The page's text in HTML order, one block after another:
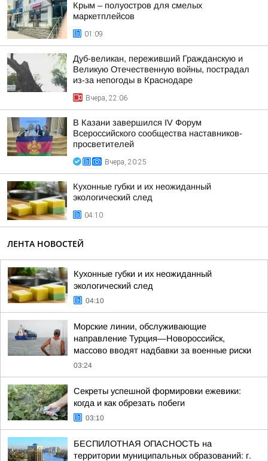
Крым – полуостров для смелых
маркетплейсов
01:09
Дуб-великан, переживший Гражданскую и
Великую Отечественную войны, пострадал
из-за непогоды в Краснодаре
Вчера, 22:06
В Казани завершился IV Форум
Всероссийского сообщества наставников-
просветителей
Вчера, 20:25
Кухонные губки и их неожиданный
экологический след
04:10
ЛЕНТА НОВОСТЕЙ
Кухонные губки и их неожиданный
экологический след
04:10
Морские линии, обслуживающие
направление Турция—Новороссийск,
массово вводят надбавки за военные риски
03:24
Секреты успешной формировки ежевики:
когда и как обрезать побеги
03:10
БЕСПИЛОТНАЯ ОПАСНОСТЬ на
территории муниципальных образований: г.